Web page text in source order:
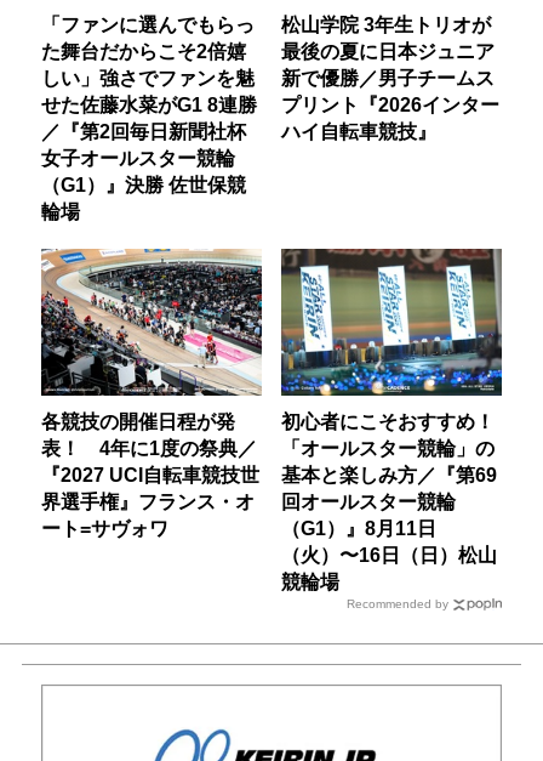
「ファンに選んでもらっ
た舞台だからこそ2倍嬉
しい」強さでファンを魅
せた佐藤水菜がG1 8連勝
／『第2回毎日新聞社杯
女子オールスター競輪
（G1）』決勝 佐世保競
輪場
松山学院 3年生トリオが
最後の夏に日本ジュニア
新で優勝／男子チームス
プリント『2026インター
ハイ自転車競技』
各競技の開催日程が発
表！ 4年に1度の祭典／
『2027 UCI自転車競技世
界選手権』フランス・オ
ート=サヴォワ
初心者にこそおすすめ！
「オールスター競輪」の
基本と楽しみ方／『第69
回オールスター競輪
（G1）』8月11日
（火）〜16日（日）松山
競輪場
Recommended by